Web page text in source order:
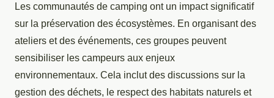
Les communautés de camping ont un impact significatif
sur la préservation des écosystèmes. En organisant des
ateliers et des événements, ces groupes peuvent
sensibiliser les campeurs aux enjeux
environnementaux. Cela inclut des discussions sur la
gestion des déchets, le respect des habitats naturels et